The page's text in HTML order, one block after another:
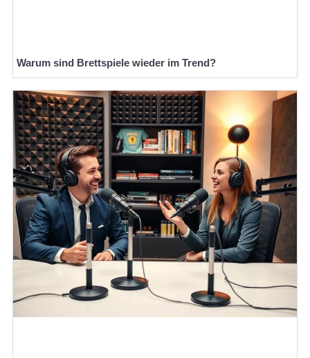
Warum sind Brettspiele wieder im Trend?